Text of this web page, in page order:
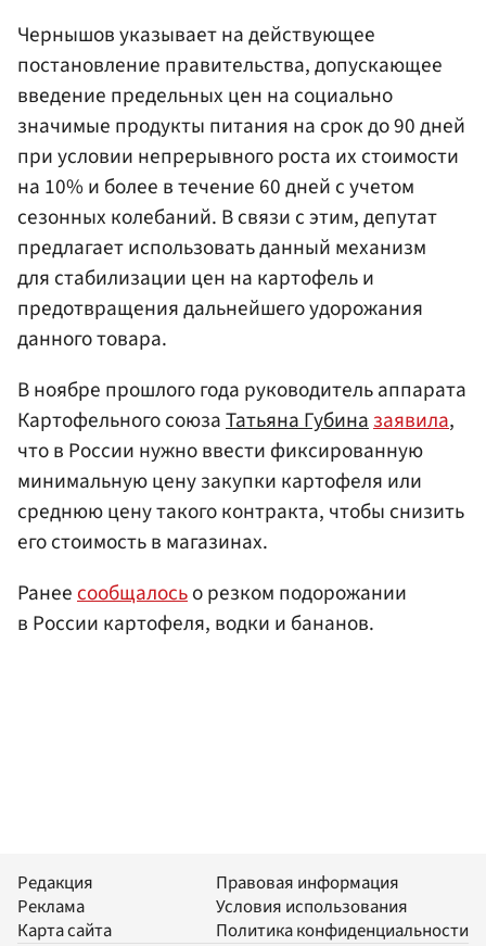
Чернышов указывает на действующее
постановление правительства, допускающее
введение предельных цен на социально
значимые продукты питания на срок до 90 дней
при условии непрерывного роста их стоимости
на 10% и более в течение 60 дней с учетом
сезонных колебаний. В связи с этим, депутат
предлагает использовать данный механизм
для стабилизации цен на картофель и
предотвращения дальнейшего удорожания
данного товара.
В ноябре прошлого года руководитель аппарата
Картофельного союзаТатьяна Губиназаявила,
что в России нужно ввести фиксированную
минимальную цену закупки картофеля или
среднюю цену такого контракта, чтобы снизить
его стоимость в магазинах.
Ранеесообщалосьо резком подорожании
в России картофеля, водки и бананов.
Редакция
Реклама
Карта сайта
Правовая информация
Условия использования
Политика конфиденциальности